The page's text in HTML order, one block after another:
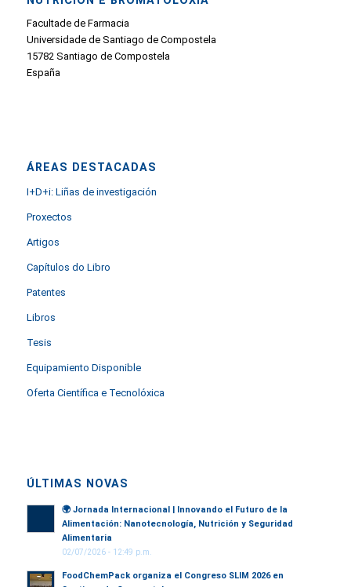
Facultade de Farmacia
Universidade de Santiago de Compostela
15782 Santiago de Compostela
España
ÁREAS DESTACADAS
I+D+i: Liñas de investigación
Proxectos
Artigos
Capítulos do Libro
Patentes
Libros
Tesis
Equipamiento Disponible
Oferta Científica e Tecnolóxica
ÚLTIMAS NOVAS
🌍 Jornada Internacional | Innovando el Futuro de la
Alimentación: Nanotecnología, Nutrición y Seguridad
Alimentaria
02/07/2026 - 12:49 p.m.
FoodChemPack organiza el Congreso SLIM 2026 en